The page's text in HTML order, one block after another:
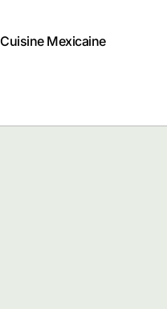
Cuisine Mexicaine